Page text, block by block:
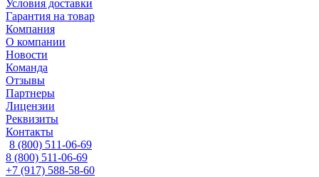
Условия доставки
Гарантия на товар
Компания
О компании
Новости
Команда
Отзывы
Партнеры
Лицензии
Реквизиты
Контакты
8 (800) 511-06-69
8 (800) 511-06-69
+7 (917) 588-58-60